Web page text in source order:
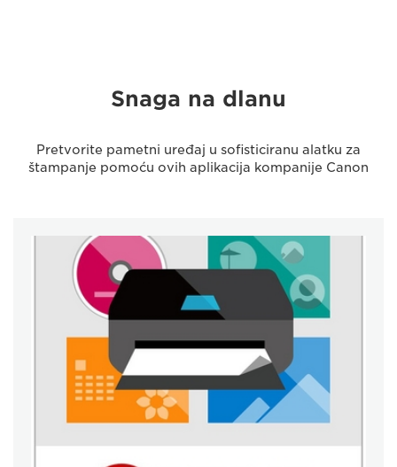
Snaga na dlanu
Pretvorite pametni uređaj u sofisticiranu alatku za
štampanje pomoću ovih aplikacija kompanije Canon